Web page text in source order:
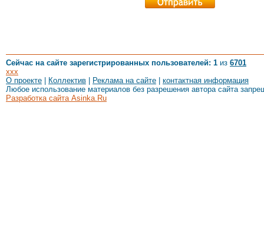
Сейчас на сайте зарегистрированных пользователей: 1 из 6701
xxx
О проекте
Коллектив Реклама на сайте
контактная информация
Любое использование материалов без разрешения автора сайта
Разработка сайта Asinka.Ru